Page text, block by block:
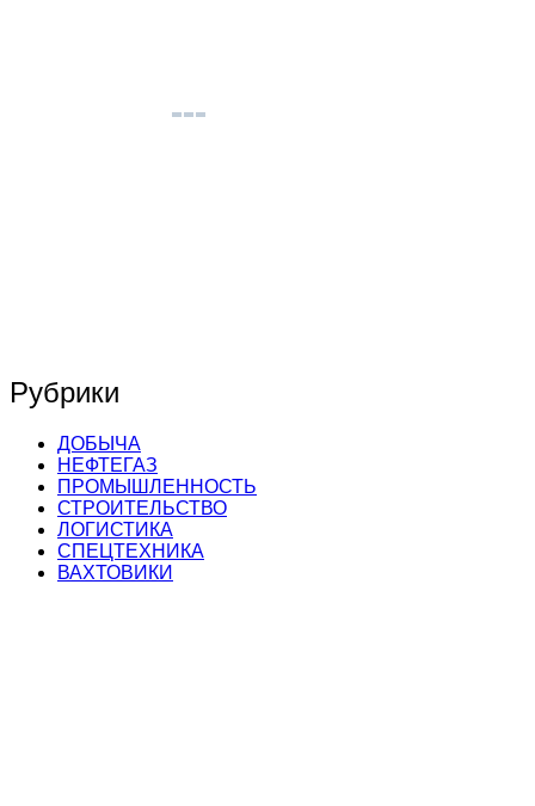
Рубрики
ДОБЫЧА
НЕФТЕГАЗ
ПРОМЫШЛЕННОСТЬ
СТРОИТЕЛЬСТВО
ЛОГИСТИКА
СПЕЦТЕХНИКА
ВАХТОВИКИ